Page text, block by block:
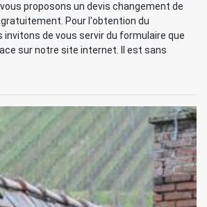
proposons un devis changement de
gratuitement. Pour l'obtention du
invitons de vous servir du formulaire que
sur notre site internet. Il est sans